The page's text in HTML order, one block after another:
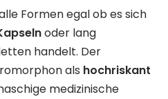
Formen egal ob es sich
oder lang
handelt. Der
als hochriskant
medizinische